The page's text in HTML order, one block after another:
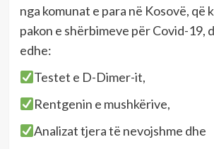
nga komunat e para në Kosovë, që
pakon e shërbimeve për Covid-19,
edhe:
Testet e D-Dimer-it,
Rentgenin e mushkërive,
Analizat tjera të nevojshme dhe